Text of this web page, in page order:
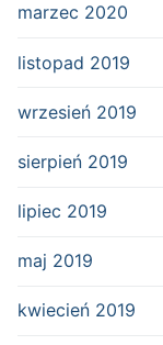
marzec 2020
listopad 2019
wrzesień 2019
sierpień 2019
lipiec 2019
maj 2019
kwiecień 2019